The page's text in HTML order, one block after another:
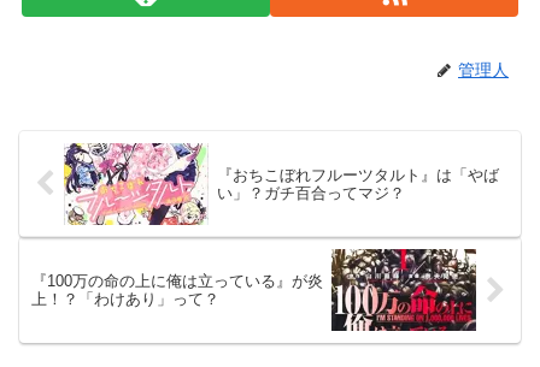
管理人
『おちこぼれフルーツタルト』は「やば
い」？ガチ百合ってマジ？
『100万の命の上に俺は立っている』が炎
上！？「わけあり」って？